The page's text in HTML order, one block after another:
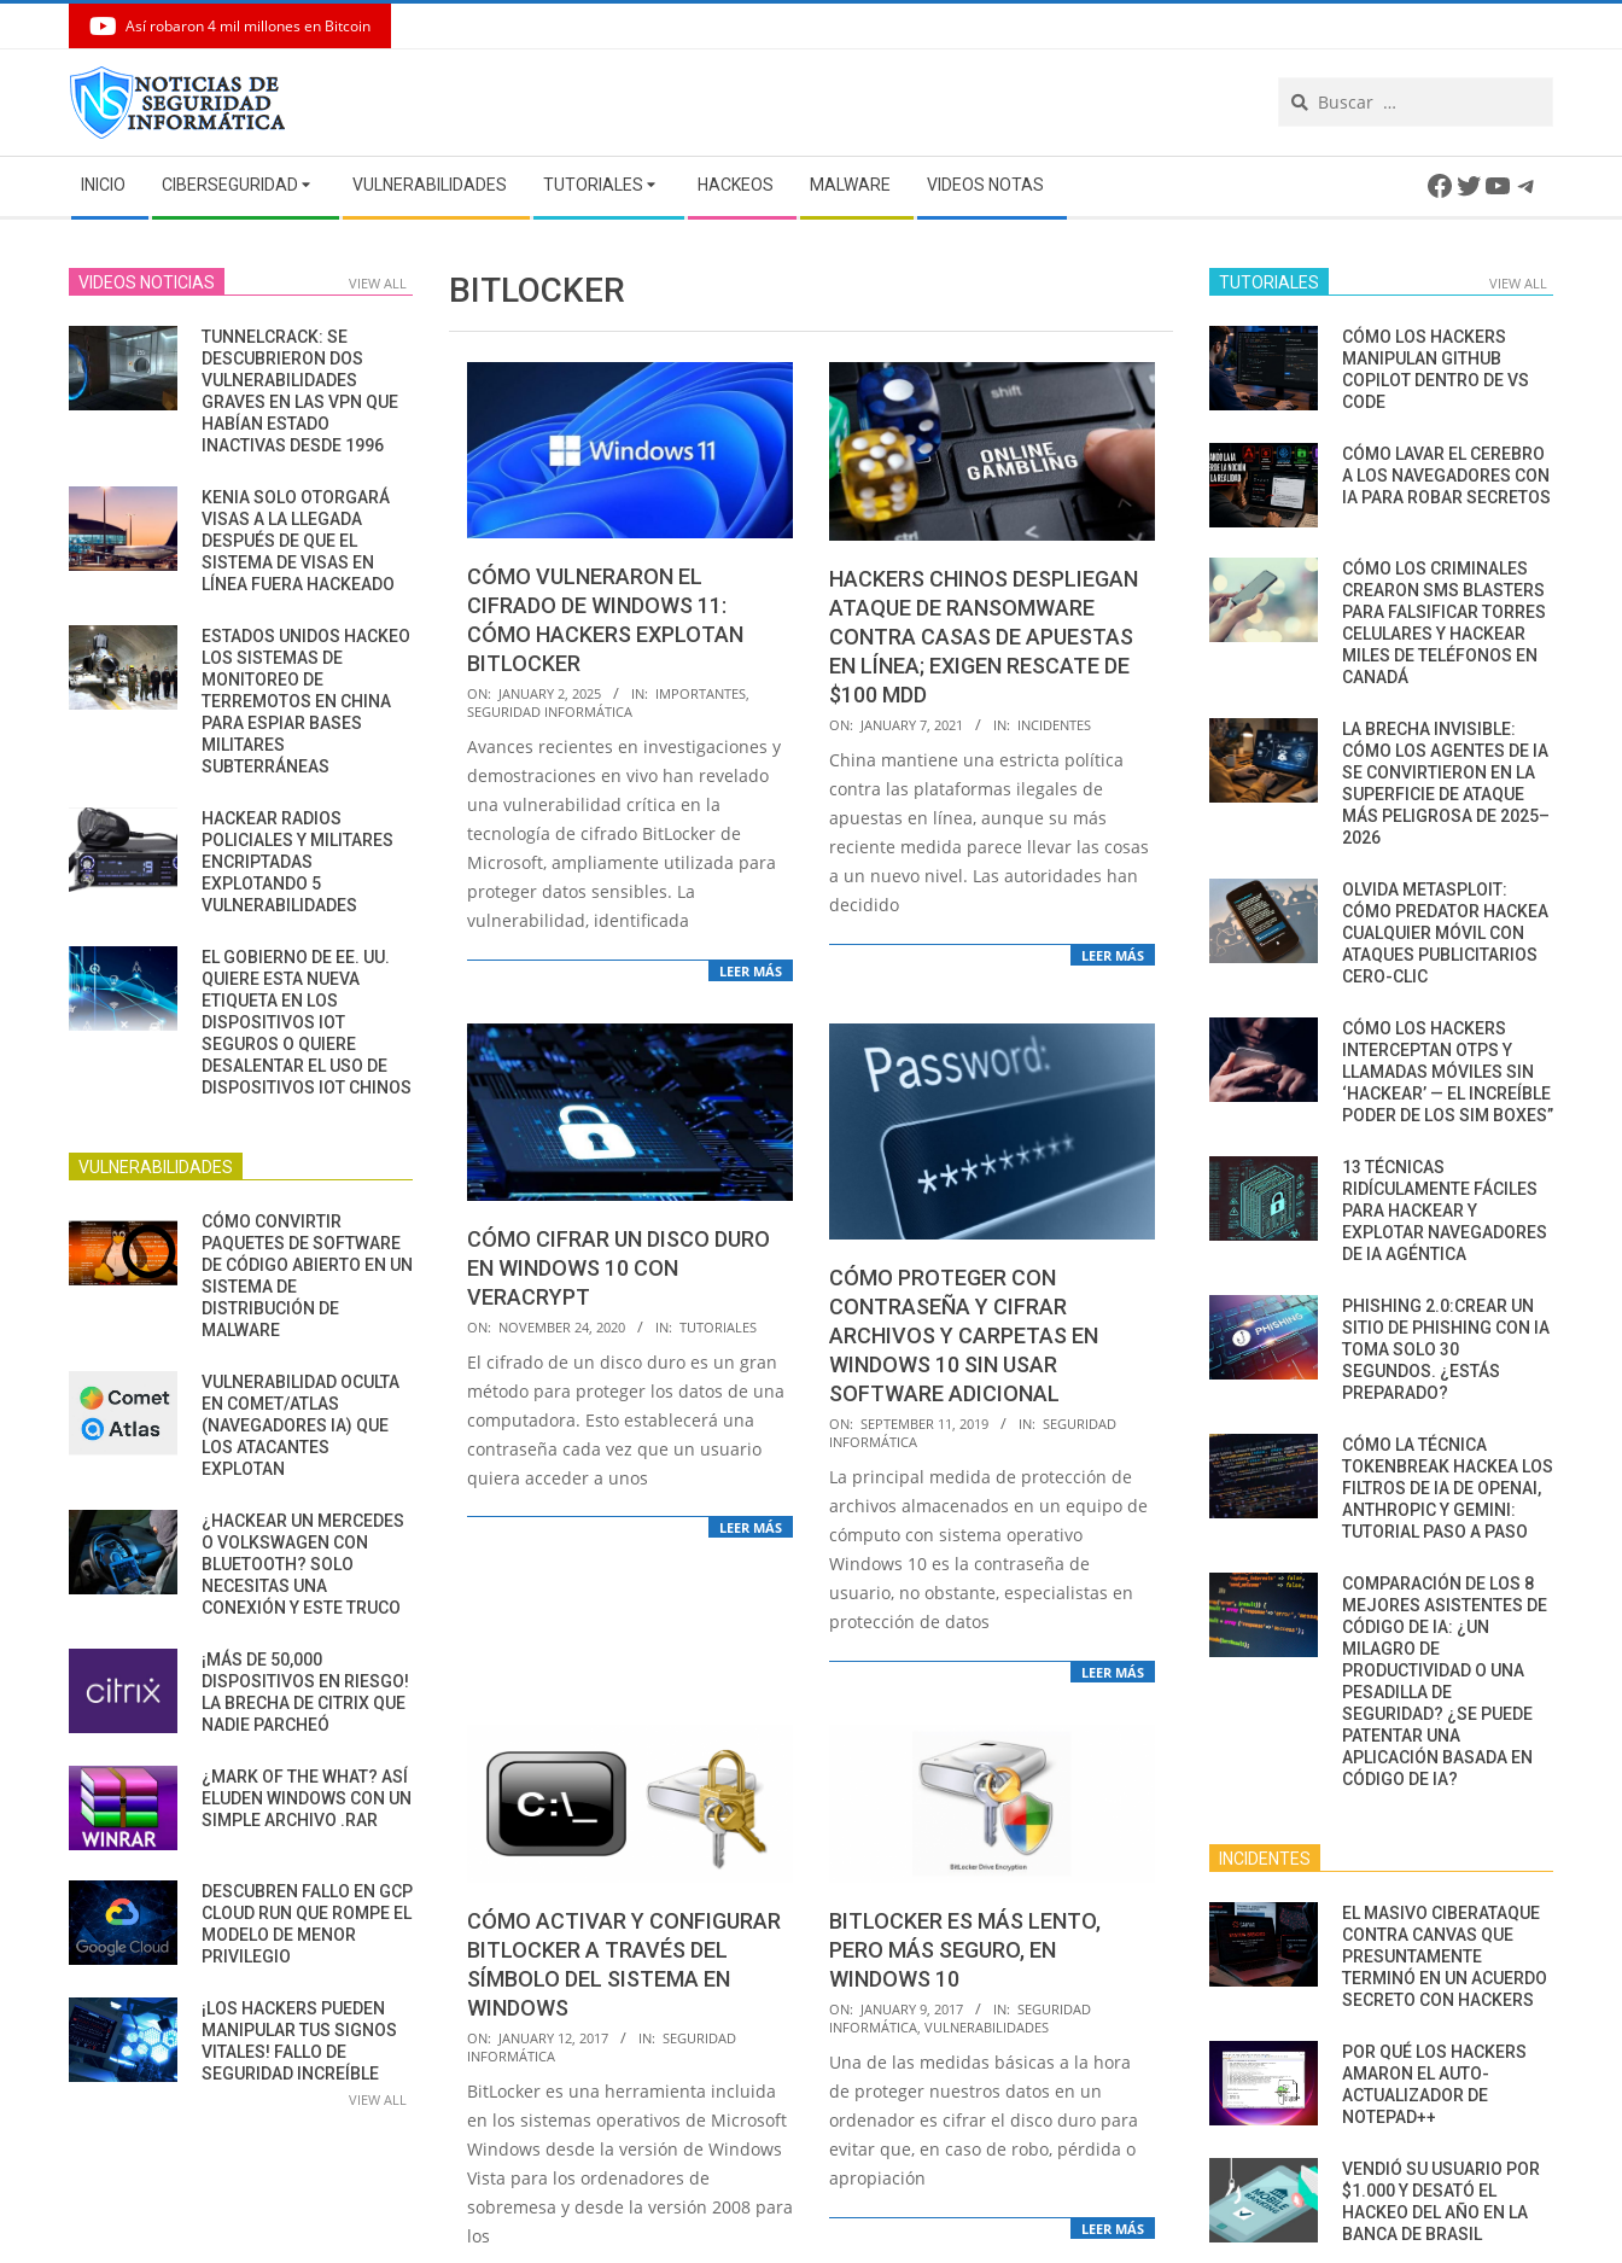
Así robaron 4 mil millones en Bitcoin
Navigation
Menu
INICIO CIBERSEGURIDAD VULNERABILIDADES TUTORIALES HACKEOS MALWARE VIDEOS NOTAS Facebook
Twitter
YouTube
BITLOCKER
CÓMO VULNERARON EL
CIFRADO DE WINDOWS 11:
CÓMO HACKERS EXPLOTAN
BITLOCKER
2025-
01-
02
ON: JANUARY 2, 2025 IN: IMPORTANTES,
SEGURIDAD INFORMÁTICA
Avances recientes en investigaciones y
demostraciones en vivo han revelado
una vulnerabilidad crítica en la
tecnología de cifrado BitLocker de
Microsoft, ampliamente utilizada para
proteger datos sensibles. La
vulnerabilidad, identificada
LEER MÁS
HACKERS CHINOS DESPLIEGAN
ATAQUE DE RANSOMWARE
CONTRA CASAS DE APUESTAS
EN LÍNEA; EXIGEN RESCATE DE
$100 MDD
2021-
01-
07
ON: JANUARY 7, 2021 IN: INCIDENTES
China mantiene una estricta política
contra las plataformas ilegales de
apuestas en línea, aunque su más
reciente medida parece llevar las cosas
a un nuevo nivel. Las autoridades han
decidido
LEER MÁS
CÓMO CIFRAR UN DISCO DURO
EN WINDOWS 10 CON
VERACRYPT
2020-
11-
ON: NOVEMBER 24, 2020 IN: TUTORIALES
El cifrado de un disco duro es un gran
método para proteger los datos de una
computadora. Esto establecerá una
contraseña cada vez que un usuario
quiera acceder a unos
LEER MÁS
CÓMO PROTEGER CON
CONTRASEÑA Y CIFRAR
ARCHIVOS Y CARPETAS EN
WINDOWS 10 SIN USAR
SOFTWARE ADICIONAL
2019-
09-
11
ON: SEPTEMBER 11, 2019 IN: SEGURIDAD
INFORMÁTICA
La principal medida de protección de
archivos almacenados en un equipo de
cómputo con sistema operativo
Windows 10 es la contraseña de
usuario, no obstante, especialistas en
protección de datos
LEER MÁS
CÓMO ACTIVAR Y CONFIGURAR
BITLOCKER A TRAVÉS DEL
SÍMBOLO DEL SISTEMA EN
WINDOWS
2017-
01-
12
ON: JANUARY 12, 2017 IN: SEGURIDAD
INFORMÁTICA
BitLocker es una herramienta incluida
en los sistemas operativos de Microsoft
Windows desde la versión de Windows
Vista para los ordenadores de
sobremesa y desde la versión 2008 para
los
BITLOCKER ES MÁS LENTO,
PERO MÁS SEGURO, EN
WINDOWS 10
2017-
01-
09
ON: JANUARY 9, 2017 IN: SEGURIDAD
INFORMÁTICA, VULNERABILIDADES
Una de las medidas básicas a la hora
de proteger nuestros datos en un
ordenador es cifrar el disco duro para
evitar que, en caso de robo, pérdida o
apropiación
LEER MÁS
VIDEOS NOTICIAS VIEW ALL
TUNNELCRACK: SE
DESCUBRIERON DOS
VULNERABILIDADES
GRAVES EN LAS VPN QUE
HABÍAN ESTADO
INACTIVAS DESDE 1996
KENIA SOLO OTORGARÁ
VISAS A LA LLEGADA
DESPUÉS DE QUE EL
SISTEMA DE VISAS EN
LÍNEA FUERA HACKEADO
ESTADOS UNIDOS HACKEO
LOS SISTEMAS DE
MONITOREO DE
TERREMOTOS EN CHINA
PARA ESPIAR BASES
MILITARES
SUBTERRÁNEAS
HACKEAR RADIOS
POLICIALES Y MILITARES
ENCRIPTADAS
EXPLOTANDO 5
VULNERABILIDADES
EL GOBIERNO DE EE. UU.
QUIERE ESTA NUEVA
ETIQUETA EN LOS
DISPOSITIVOS IOT
SEGUROS O QUIERE
DESALENTAR EL USO DE
DISPOSITIVOS IOT CHINOS
VULNERABILIDADES
CÓMO CONVIRTIR
PAQUETES DE SOFTWARE
DE CÓDIGO ABIERTO EN UN
SISTEMA DE
DISTRIBUCIÓN DE
MALWARE
VULNERABILIDAD OCULTA
EN COMET/ATLAS
(NAVEGADORES IA) QUE
LOS ATACANTES
EXPLOTAN
¿HACKEAR UN MERCEDES
O VOLKSWAGEN CON
BLUETOOTH? SOLO
NECESITAS UNA
CONEXIÓN Y ESTE TRUCO
¡MÁS DE 50,000
DISPOSITIVOS EN RIESGO!
LA BRECHA DE CITRIX QUE
NADIE PARCHEÓ
¿MARK OF THE WHAT? ASÍ
ELUDEN WINDOWS CON UN
SIMPLE ARCHIVO .RAR
DESCUBREN FALLO EN GCP
CLOUD RUN QUE ROMPE EL
MODELO DE MENOR
PRIVILEGIO
¡LOS HACKERS PUEDEN
MANIPULAR TUS SIGNOS
VITALES! FALLO DE
SEGURIDAD INCREÍBLE
VIEW ALL
TUTORIALES VIEW ALL
CÓMO LOS HACKERS
MANIPULAN GITHUB
COPILOT DENTRO DE VS
CODE
CÓMO LAVAR EL CEREBRO
A LOS NAVEGADORES CON
IA PARA ROBAR SECRETOS
CÓMO LOS CRIMINALES
CREARON SMS BLASTERS
PARA FALSIFICAR TORRES
CELULARES Y HACKEAR
MILES DE TELÉFONOS EN
CANADÁ
LA BRECHA INVISIBLE:
CÓMO LOS AGENTES DE IA
SE CONVIRTIERON EN LA
SUPERFICIE DE ATAQUE
MÁS PELIGROSA DE 2025–
2026
OLVIDA METASPLOIT:
CÓMO PREDATOR HACKEA
CUALQUIER MÓVIL CON
ATAQUES PUBLICITARIOS
CERO-CLIC
CÓMO LOS HACKERS
INTERCEPTAN OTPS Y
LLAMADAS MÓVILES SIN
‘HACKEAR’ — EL INCREÍBLE
PODER DE LOS SIM BOXES”
13 TÉCNICAS
RIDÍCULAMENTE FÁCILES
PARA HACKEAR Y
EXPLOTAR NAVEGADORES
DE IA AGÉNTICA
PHISHING 2.0:CREAR UN
SITIO DE PHISHING CON IA
TOMA SOLO 30
SEGUNDOS. ¿ESTÁS
PREPARADO?
CÓMO LA TÉCNICA
TOKENBREAK HACKEA LOS
FILTROS DE IA DE OPENAI,
ANTHROPIC Y GEMINI:
TUTORIAL PASO A PASO
COMPARACIÓN DE LOS 8
MEJORES ASISTENTES DE
CÓDIGO DE IA: ¿UN
MILAGRO DE
PRODUCTIVIDAD O UNA
PESADILLA DE
SEGURIDAD? ¿SE PUEDE
PATENTAR UNA
APLICACIÓN BASADA EN
CÓDIGO DE IA?
INCIDENTES
EL MASIVO CIBERATAQUE
CONTRA CANVAS QUE
PRESUNTAMENTE
TERMINÓ EN UN ACUERDO
SECRETO CON HACKERS
POR QUÉ LOS HACKERS
AMARON EL AUTO-
ACTUALIZADOR DE
NOTEPAD++
VENDIÓ SU USUARIO POR
$1.000 Y DESATÓ EL
HACKEO DEL AÑO EN LA
BANCA DE BRASIL